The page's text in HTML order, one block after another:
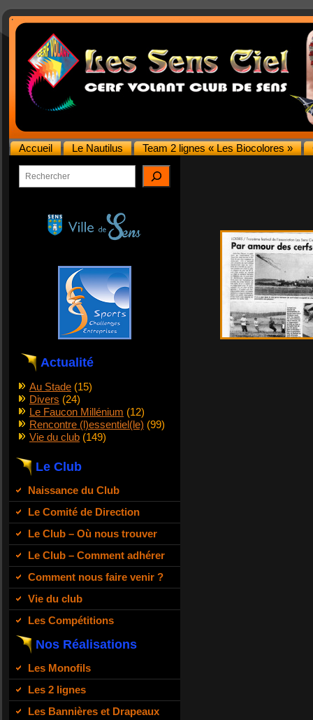
Accueil Le Nautilus Team 2 lignes « Les Biocolores »
Rechercher
Actualité
Au Stade (15)
Divers (24)
Le Faucon Millénium (12)
Rencontre (l)essentiel(le) (99)
Vie du club (149)
Le Club
Naissance du Club
Le Comité de Direction
Le Club – Où nous trouver
Le Club – Comment adhérer
Comment nous faire venir ?
Vie du club
Les Compétitions
Nos Réalisations
Les Monofils
Les 2 lignes
Les Bannières et Drapeaux